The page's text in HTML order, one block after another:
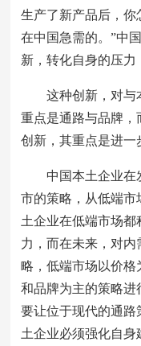
生产了新产品后，
在中国急需的。”中
新，转化自身的压力
这种创新，对与
重点是通路与品牌，
创新，其重点是进一
中国本土企业在
市的策略，从低端市
土企业在低端市场
力，而在未来，对内
略，低端市场以价格
和品牌为主的策略进
要让位于现代的通
土企业必须强化自